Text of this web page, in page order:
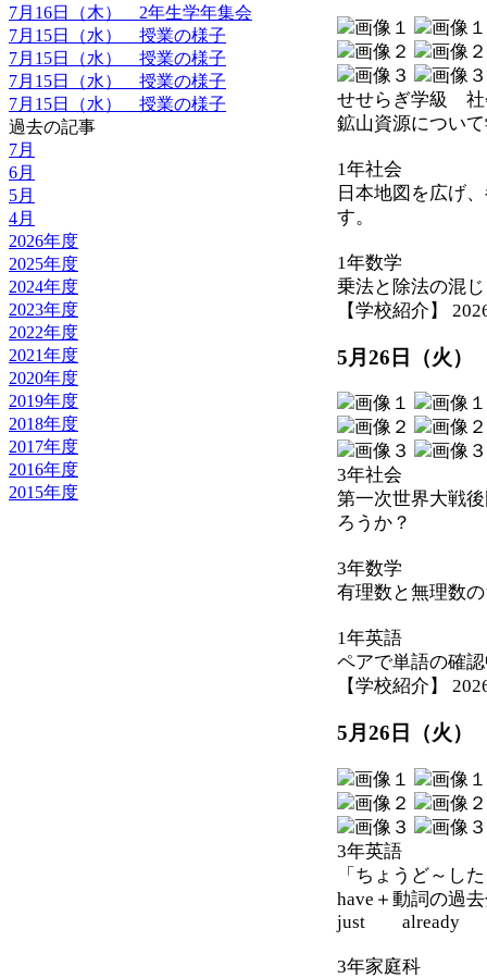
7月16日（木） 2年生学年集会
7月15日（水） 授業の様子
7月15日（水） 授業の様子
7月15日（水） 授業の様子
7月15日（水） 授業の様子
過去の記事
7月
6月
5月
4月
2026年度
2025年度
2024年度
2023年度
2022年度
2021年度
2020年度
2019年度
2018年度
2017年度
2016年度
2015年度
せせらぎ学級 社
鉱山資源につい
1年社会
日本地図を広げ
す。
1年数学
乗法と除法の混
【学校紹介】
5月26日（火
3年社会
第一次世界大戦
ろうか？
3年数学
有理数と無理数
1年英語
ペアで単語の確
【学校紹介】
5月26日（火
3年英語
「ちょうど～し
have＋動詞の過
just already
3年家庭科